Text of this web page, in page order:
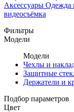
Аксессуары Одежда
видеосъёмка
Фильтры
Модели
Модели
Чехлы и
Защитные
Держатели и
Подбор параметров
Цвет